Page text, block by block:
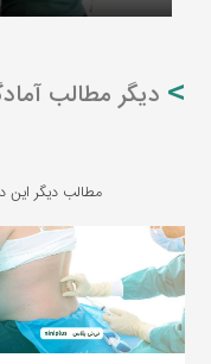
دیگر مطالب
مطالب دیگر این